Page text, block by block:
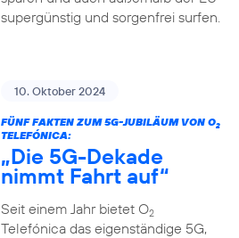
supergünstig und sorgenfrei surfen.
10. Oktober 2024
FÜNF FAKTEN ZUM 5G-JUBILÄUM VON O2
TELEFÓNICA:
„Die 5G-Dekade
nimmt Fahrt auf“
Seit einem Jahr bietet O2
Telefónica das eigenständige 5G,